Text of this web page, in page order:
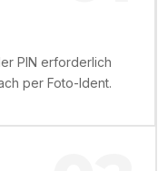
PIN erforderlich
per Foto-Ident.